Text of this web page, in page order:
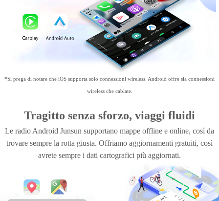
del telefono direttamente sullo schermo, aumentando la sicurezza di
guida. L’interfaccia intuitiva e i comandi vocali riducono la necessità di
utilizzare il telefono.
*Si prega di notare che iOS supporta solo connessioni wireless. Android offre sia connessioni
Tragitto senza sforzo, viaggi fluidi